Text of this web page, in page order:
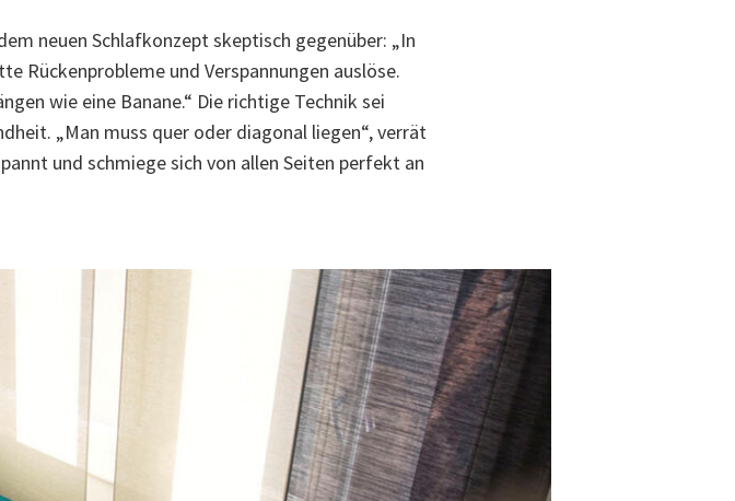
neuen Schlafkonzept skeptisch gegenüber: „In
Rückenprobleme und Verspannungen auslöse.
wie eine Banane.“ Die richtige Technik sei
„Man muss quer oder diagonal liegen“, verrät
und schmiege sich von allen Seiten perfekt an